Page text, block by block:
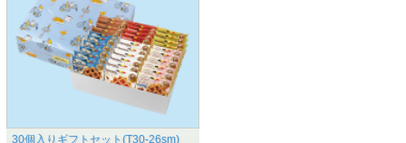
30個入りギフトセット(T30-26sm)